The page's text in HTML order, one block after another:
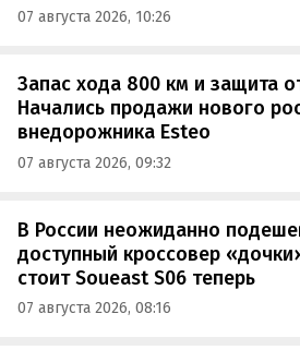
07 августа 2026, 10:26
Запас хода 800 км и защита
Начались продажи нового
внедорожника Esteo
07 августа 2026, 09:32
В России неожиданно
доступный кроссовер
стоит Soueast S06 теперь
07 августа 2026, 08:16